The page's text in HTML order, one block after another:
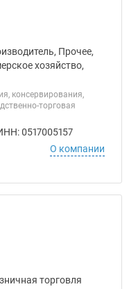
Прочее,
хозяйство,
консервирования,
торговая
0517005157
О компании
торговля